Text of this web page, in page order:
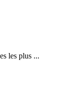
les plus ...